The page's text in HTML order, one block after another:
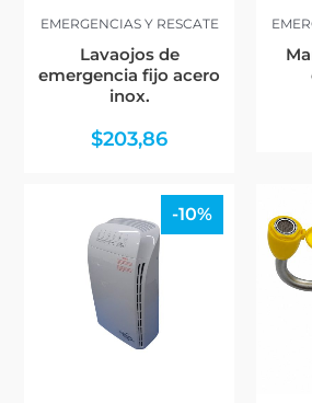
EMERGENCIAS Y RESCATE
Lavaojos de
emergencia fijo acero
inox.
$203,86
-10%
precio
original
era:
$355,22.
El
precio
actual